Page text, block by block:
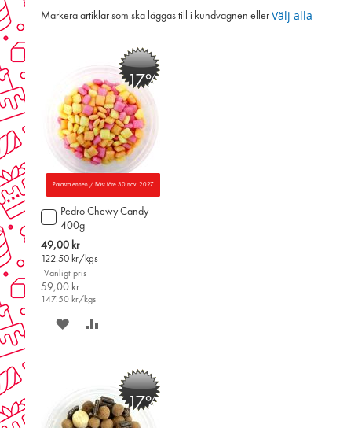
Markera artiklar som ska läggas till i kundvagnen eller Välj alla
-17%
Parasta ennen / Bäst före 30 nov. 2027
Pedro Chewy Candy
400g
Special
Price
49,00 kr
122.50 kr/kgs
Vanligt pris
59,00 kr
147.50 kr/kgs
Lägg
till
i
varukorgen
SPARA
ÖNSKELISTAN
JÄMFÖR
-17%